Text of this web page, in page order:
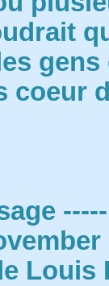
coeur
-----
Louis